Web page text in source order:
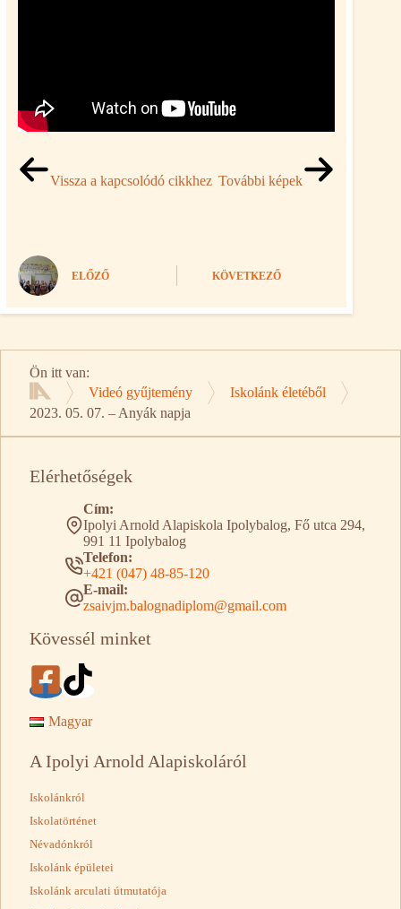
Vissza a kapcsolódó cikkhez További képek
ELŐZŐ KÖVETKEZŐ
Ön itt van:
Kezdőlap
Videó gyűjtemény
Iskolánk életéből
2023. 05. 07. – Anyák napja
Elérhetőségek
Cím:
Ipolyi Arnold Alapiskola Ipolybalog, Fő utca 294,
991 11 Ipolybalog
Telefon:
+421 (047) 48-85-120
E-mail:
zsaivjm.balognadiplom@gmail.com
Kövessél minket
Magyar
A Ipolyi Arnold Alapiskoláról
Iskolánkról
Iskolatörténet
Névadónkról
Iskolánk épületei
Iskolánk arculati útmutatója